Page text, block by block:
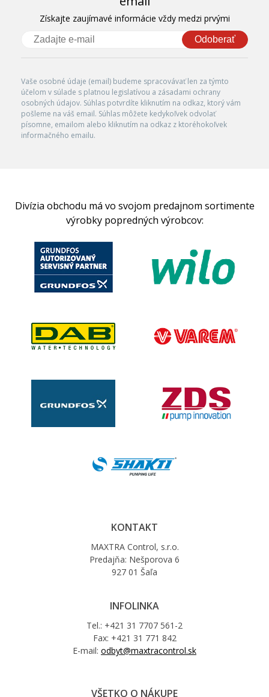
Získajte zaujímavé informácie vždy medzi prvými
Odoberať
Vaše osobné údaje (email) budeme spracovávať len za týmto
účelom v súlade s platnou legislatívou a zásadami ochrany
osobných údajov. Súhlas potvrdíte kliknutím na odkaz, ktorý vám
pošleme na váš email. Súhlas môžete kedykoľvek odvolať
písomne, emailom alebo kliknutím na odkaz z ktoréhokoľvek
informačného emailu.
Divízia obchodu má vo svojom predajnom sortimente
výrobky popredných výrobcov:
KONTAKT
MAXTRA Control, s.r.o.
Predajňa: Nešporova 6
927 01 Šaľa
INFOLINKA
Tel.: +421 31 7707 561-2
Fax: +421 31 771 842
E-mail: odbyt@maxtracontrol.sk
VŠETKO O NÁKUPE